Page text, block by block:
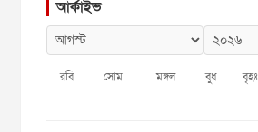
আর্কাইভ
রবি সোম মঙ্গল বুধ বৃহঃ